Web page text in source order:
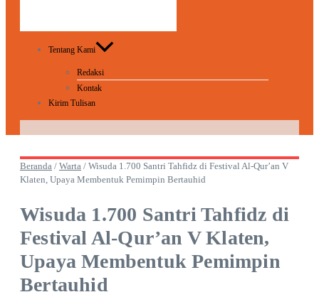
Tentang Kami
Redaksi
Kontak
Kirim Tulisan
Beranda / Warta / Wisuda 1.700 Santri Tahfidz di Festival Al-Qur’an V
Klaten, Upaya Membentuk Pemimpin Bertauhid
Wisuda 1.700 Santri Tahfidz di
Festival Al-Qur’an V Klaten,
Upaya Membentuk Pemimpin
Bertauhid